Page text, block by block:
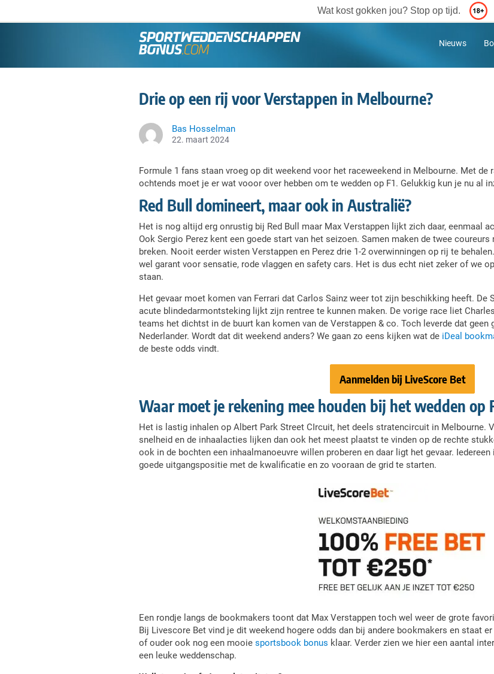
Wat kost gokken jou? Stop op tijd.
Nieuws
Drie op een rij voor Verstappen in Melbourne?
Bas Hosselman
22. maart 2024
Formule 1 fans staan vroeg op dit weekend voor het raceweekend in Melbourne. Met de
ochtends moet je er wat vooor over hebben om te wedden op F1. Gelukkig kun je nu al
Red Bull domineert, maar ook in Australië?
Het is nog altijd erg onrustig bij Red Bull maar Max Verstappen lijkt zich daar, eenmaal
Ook Sergio Perez kent een goede start van het seizoen. Samen maken de twee
breken. Nooit eerder wisten Verstappen en Perez drie 1-2 overwinningen op rij te
wel garant voor sensatie, rode vlaggen en safety cars. Het is dus echt niet zeker of we
staan.
Het gevaar moet komen van Ferrari dat Carlos Sainz weer tot zijn beschikking heeft. De
acute blindedarmontsteking lijkt zijn rentree te kunnen maken. De vorige race liet
teams het dichtst in de buurt kan komen van de Verstappen & co. Toch leverde dat
Nederlander. Wordt dat dit weekend anders? We gaan zo eens kijken wat de iDeal
de beste odds vindt.
Aanmelden bij LiveScore Bet
Waar moet je rekening mee houden bij het wedden op
Het is lastig inhalen op Albert Park Street CIrcuit, het deels stratencircuit in Melbourne.
snelheid en de inhaalacties lijken dan ook het meest plaatst te vinden op de rechte
ook in de bochten een inhaalmanoeuvre willen proberen en daar ligt het gevaar.
goede uitgangspositie met de kwalificatie en zo vooraan de grid te starten.
Een rondje langs de bookmakers toont dat Max Verstappen toch wel weer de grote
Bij Livescore Bet vind je dit weekend hogere odds dan bij andere bookmakers en staat
of ouder ook nog een mooie sportsbook bonus klaar. Verder zien we hier een aantal
een leuke weddenschap.